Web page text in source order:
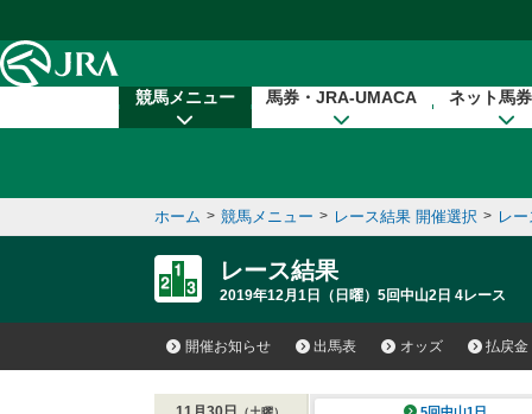
競馬メニュー 馬券・JRA-UMACA ネット馬
ホーム > 競馬メニュー > レース結果 開催選択 > レ
レース結果
2019年12月1日（日曜）5回中山2日 4レース
開催お知らせ 出馬表 オッズ 払戻金